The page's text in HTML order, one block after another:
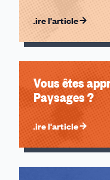
2025
2024
2022
2021
2019
2018
2009
Lire l'article
Vous êtes
Paysages ?
Lire l'article